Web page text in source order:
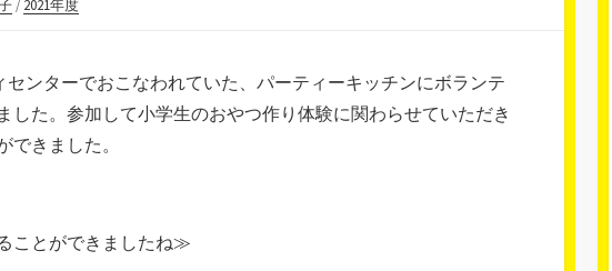
/2021年度
センターでおこなわれていた、パーティーキッチンにボランテ
した。参加して小学生のおやつ作り体験に関わらせていただき
できました。
ことができましたね≫